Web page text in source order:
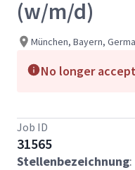
(w/m/d)
München, Bayern,
No longer
Job ID
31565
Stellenbezeichnung